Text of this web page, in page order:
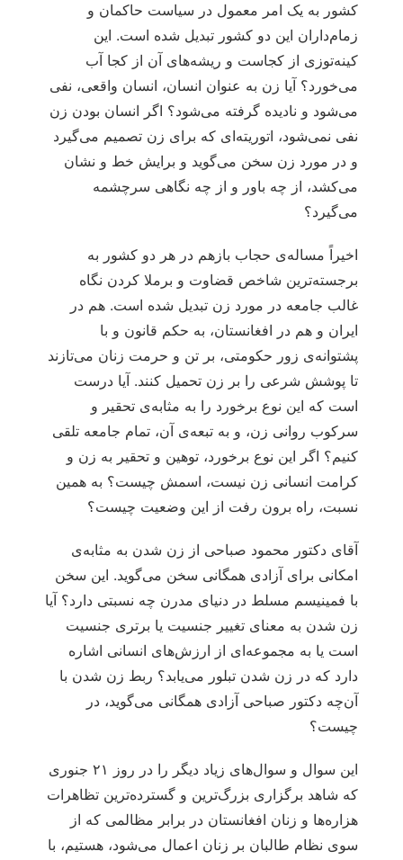
کشور به یک امر معمول در سیاست حاکمان و
زمام‌داران این دو کشور تبدیل شده است. این
کینه‌توزی از کجاست و ریشه‌های آن از کجا آب
می‌خورد؟ آیا زن به عنوان انسان، انسان واقعی، نفی
می‌شود و نادیده گرفته می‌شود؟ اگر انسان بودن زن
نفی نمی‌شود، اتوریته‌ای که برای زن تصمیم می‌گیرد
و در مورد زن سخن می‌گوید و برایش خط و نشان
می‌کشد، از چه باور و از چه نگاهی سرچشمه
می‌گیرد؟
اخیراً مساله‌ی حجاب بازهم در هر دو کشور به
برجسته‌ترین شاخص قضاوت و برملا کردن نگاه
غالب جامعه در مورد زن تبدیل شده است. هم در
ایران و هم در افغانستان، به حکم قانون و با
پشتوانه‌ی زور حکومتی، بر تن و حرمت زنان می‌تازند
تا پوشش شرعی را بر زن تحمیل کنند. آیا درست
است که این نوع برخورد را به مثابه‌ی تحقیر و
سرکوب روانی زن، و به تبعه‌ی آن، تمام جامعه تلقی
کنیم؟ اگر این نوع برخورد، توهین و تحقیر به زن و
کرامت انسانی زن نیست، اسمش چیست؟ به همین
نسبت، راه برون رفت از این وضعیت چیست؟
آقای دکتور محمود صباحی از زن شدن به مثابه‌ی
امکانی برای آزادی همگانی سخن می‌گوید. این سخن
با فمینیسم مسلط در دنیای مدرن چه نسبتی دارد؟ آیا
زن شدن به معنای تغییر جنسیت یا برتری جنسیت
است یا به مجموعه‌ای از ارزش‌های انسانی اشاره
دارد که در زن شدن تبلور می‌یابد؟ ربط زن شدن با
آن‌چه دکتور صباحی آزادی همگانی می‌گوید، در
چیست؟
این سوال و سوال‌های زیاد دیگر را در روز ۲۱ جنوری
که شاهد برگزاری بزرگ‌ترین و گسترده‌ترین تظاهرات
هزاره‌ها و زنان افغانستان در برابر مظالمی که از
سوی نظام طالبان بر زنان اعمال می‌شود، هستیم، با